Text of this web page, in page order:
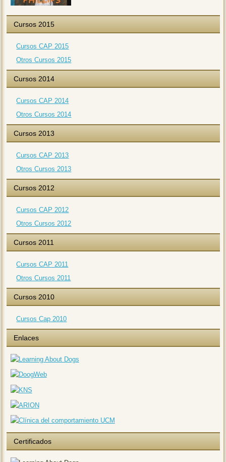
Cursos 2015
Cursos CAP 2015
Otros Cursos 2015
Cursos 2014
Cursos CAP 2014
Otros Cursos 2014
Cursos 2013
Cursos CAP 2013
Otros Cursos 2013
Cursos 2012
Cursos CAP 2012
Otros Cursos 2012
Cursos 2011
Cursos CAP 2011
Otros Cursos 2011
Cursos 2010
Cursos Cap 2010
Enlaces
Certificados